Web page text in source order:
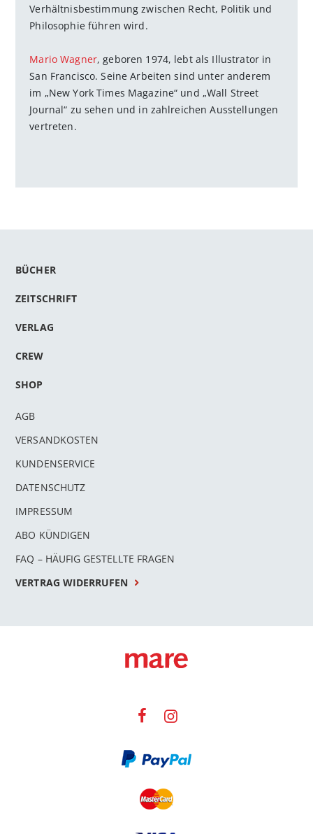
Verhältnisbestimmung zwischen Recht, Politik und
Philosophie führen wird.
Mario Wagner, geboren 1974, lebt als Illustrator in
San Francisco. Seine Arbeiten sind unter anderem
im „New York Times Magazine“ und „Wall Street
Journal“ zu sehen und in zahlreichen Ausstellungen
vertreten.
BÜCHER
ZEITSCHRIFT
VERLAG
CREW
SHOP
AGB
VERSANDKOSTEN
KUNDENSERVICE
DATENSCHUTZ
IMPRESSUM
ABO KÜNDIGEN
FAQ – HÄUFIG GESTELLTE FRAGEN
VERTRAG WIDERRUFEN